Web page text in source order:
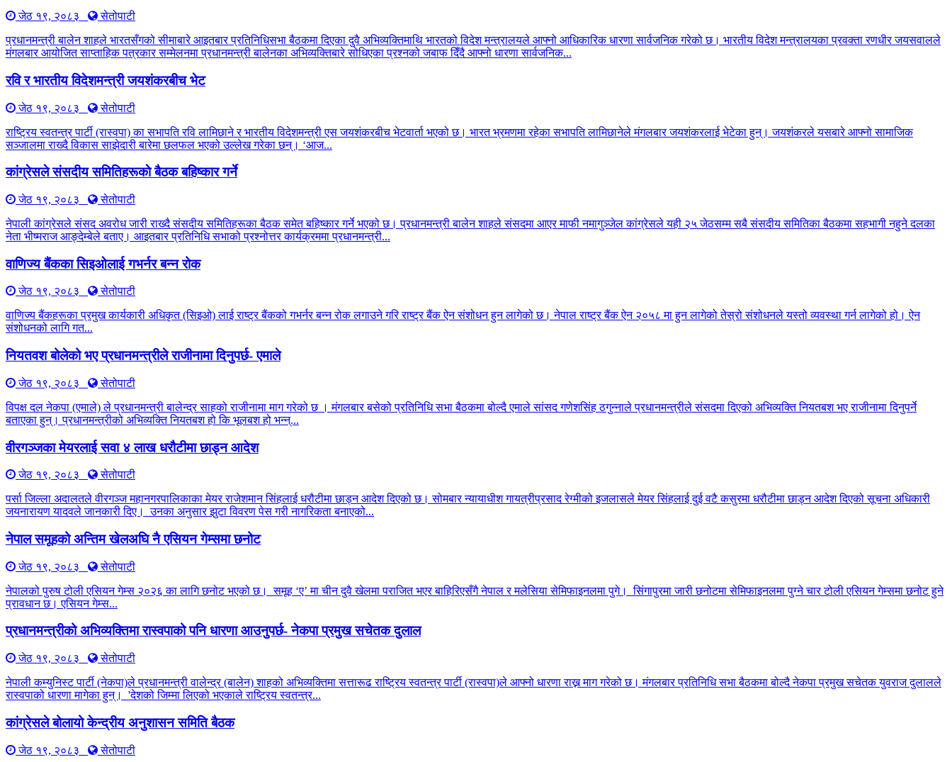
जेठ १९, २०८३
सेतोपाटी
प्रधानमन्त्री बालेन शाहले भारतसँगको सीमाबारे आइतबार प्रतिनिधिसभा बैठकमा दिएका दुवै अभिव्यक्तिमाथि भारतको विदेश मन्त्रालयले आफ्नो आधिकारिक धारणा सार्वजनिक गरेको छ। भारतीय विदेश मन्त्रालयका प्रवक्ता रणधीर जयसवालले
मंगलबार आयोजित साप्ताहिक पत्रकार सम्मेलनमा प्रधानमन्त्री बालेनका अभिव्यक्तिबारे सोधिएका प्रश्नको जबाफ दिँदै आफ्नो धारणा सार्वजनिक...
रवि र भारतीय विदेशमन्त्री जयशंकरबीच भेट
जेठ १९, २०८३
सेतोपाटी
राष्ट्रिय स्वतन्त्र पार्टी (रास्वपा) का सभापति रवि लामिछाने र भारतीय विदेशमन्त्री एस जयशंकरबीच भेटवार्ता भएको छ। भारत भ्रमणमा रहेका सभापति लामिछानेले मंगलबार जयशंकरलाई भेटेका हुन्। जयशंकरले यसबारे आफ्नो सामाजिक
सञ्जालमा राख्दै विकास साझेदारी बारेमा छलफल भएको उल्लेख गरेका छन्। ‘आज...
कांग्रेसले संसदीय समितिहरूकाे बैठक बहिष्कार गर्ने
जेठ १९, २०८३
सेतोपाटी
नेपाली कांग्रेसले संसद अवरोध जारी राख्दै संसदीय समितिहरूका बैठक समेत बहिष्कार गर्ने भएको छ। प्रधानमन्त्री बालेन शाहले संसदमा आएर माफी नमागुञ्जेल कांग्रेसले यही २५ जेठसम्म सबै संसदीय समितिका बैठकमा सहभागी नहुने दलका
नेता भीष्मराज आङ्देम्बेले बताए। आइतबार प्रतिनिधि सभाको प्रश्नोत्तर कार्यक्रममा प्रधानमन्त्री...
वाणिज्य बैंकका सिइओलाई गभर्नर बन्न रोक
जेठ १९, २०८३
सेतोपाटी
वाणिज्य बैंकहरूका प्रमुख कार्यकारी अधिकृत (सिइओ) लाई राष्ट्र बैंकको गभर्नर बन्न रोक लगाउने गरि राष्ट्र बैंक ऐन संशोधन हुन लागेको छ। नेपाल राष्ट्र बैंक ऐन २०५८ मा हुन लागेको तेस्रो संशोधनले यस्तो व्यवस्था गर्न लागेको हो। ऐन
संशोधनको लागि गत...
नियतवश बोलेको भए प्रधानमन्त्रीले राजीनामा दिनुपर्छ- एमाले
जेठ १९, २०८३
सेतोपाटी
विपक्ष दल नेकपा (एमाले) ले प्रधानमन्त्री बालेन्द्र साहको राजीनामा माग गरेको छ । मंगलबार बसेको प्रतिनिधि सभा बैठकमा बोल्दै एमाले सांसद गणेशसिंह ठगुन्नाले प्रधानमन्त्रीले संसदमा दिएको अभिव्यक्ति नियतबश भए राजीनामा दिनुपर्ने
बताएका हुन्। प्रधानमन्त्रीको अभिव्यक्ति नियतबश हो कि भूलबश हो भन्न्...
वीरगञ्जका मेयरलाई सवा ४ लाख धरौटीमा छाड्न आदेश
जेठ १९, २०८३
सेतोपाटी
पर्सा जिल्ला अदालतले वीरगञ्ज महानगरपालिकाका मेयर राजेशमान सिंहलाई धरौटीमा छाड्न आदेश दिएको छ। सोमबार न्यायाधीश गायत्रीप्रसाद रेग्मीको इजलासले मेयर सिंहलाई दुई वटै कसुरमा धरौटीमा छाड्न आदेश दिएको सूचना अधिकारी
जयनारायण यादवले जानकारी दिए। उनका अनुसार झुटा विवरण पेस गरी नागरिकता बनाएको...
नेपाल समूहको अन्तिम खेलअघि नै एसियन गेम्समा छनोट
जेठ १९, २०८३
सेतोपाटी
नेपालको पुरुष टोली एसियन गेम्स २०२६ का लागि छनोट भएको छ। समूह ‘ए’ मा चीन दुवै खेलमा पराजित भएर बाहिरिएसँगै नेपाल र मलेसिया सेमिफाइनलमा पुगे। सिंगापुरमा जारी छनोटमा सेमिफाइनलमा पुग्ने चार टोली एसियन गेम्समा छनोट हुने
प्रावधान छ। एसियन गेम्स...
प्रधानमन्त्रीको अभिव्यक्तिमा रास्वपाको पनि धारणा आउनुपर्छ- नेकपा प्रमुख सचेतक दुलाल
जेठ १९, २०८३
सेतोपाटी
नेपाली कम्युनिस्ट पार्टी (नेकपा)ले प्रधानमन्त्री वालेन्द्र (बालेन) शाहको अभिव्यक्तिमा सत्तारूढ राष्ट्रिय स्वतन्त्र पार्टी (रास्वपा)ले आफ्नो धारणा राख्न माग गरेको छ। मंगलबार प्रतिनिधि सभा बैठकमा बोल्दै नेकपा प्रमुख सचेतक युवराज दुलालले
रास्वपाको धारणा मागेका हुन्। 'देशको जिम्मा लिएको भएकाले राष्ट्रिय स्वतन्त्र...
कांग्रेसले बोलायो केन्द्रीय अनुशासन समिति बैठक
जेठ १९, २०८३ सेतोपाटी